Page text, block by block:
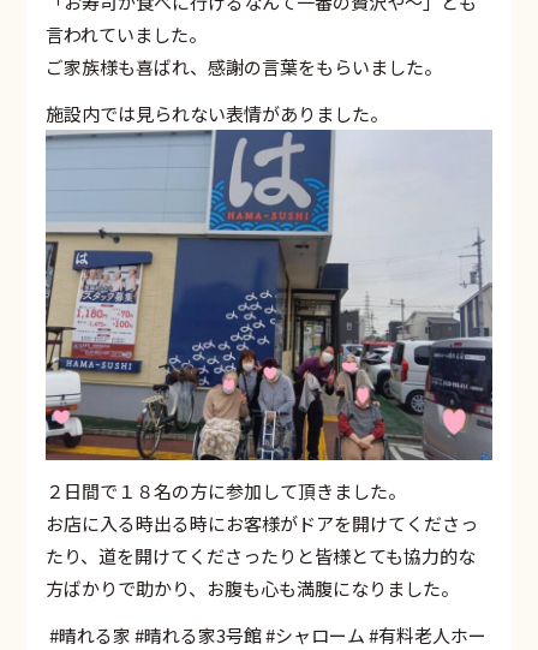
言われていました。
ご家族様も喜ばれ、感謝の言葉をもらいました。
施設内では見られない表情がありました。
２日間で１８名の方に参加して頂きました。
お店に入る時出る時にお客様がドアを開けてくださっ
たり、道を開けてくださったりと皆様とても協力的な
方ばかりで助かり、お腹も心も満腹になりました。
#晴れる家 #晴れる家3号館 #シャローム #有料老人ホー